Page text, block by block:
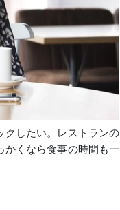
クしたい。レストランの
かくなら食事の時間も一